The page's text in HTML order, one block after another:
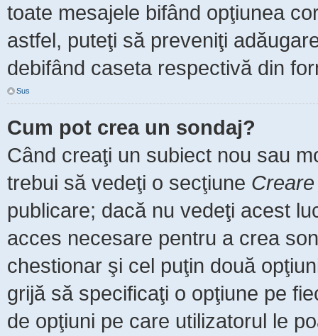
toate mesajele bifând opţiunea
astfel, puteţi să preveniţi
debifând caseta respectivă din
Sus
Cum pot crea un sondaj?
Când creaţi un subiect nou sau
trebui să vedeţi o secţiune
publicare; dacă nu vedeţi acest
acces necesare pentru a crea
chestionar şi cel puţin două
grijă să specificaţi o opţiune pe
de opţiuni pe care utilizatorul le